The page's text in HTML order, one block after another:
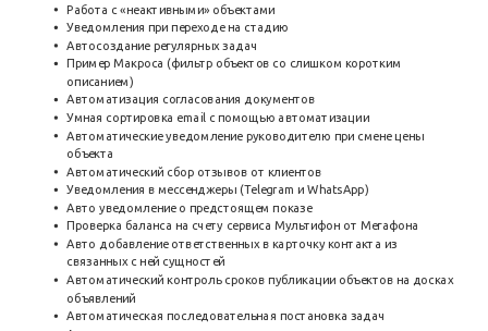
Работа с «неактивными» объектами
Уведомления при переходе на стадию
Автосоздание регулярных задач
Пример Макроса (фильтр объектов со слишком коротким
описанием)
Автоматизация согласования документов
Умная сортировка email с помощью автоматизации
Автоматические уведомление руководителю при смене цены
объекта
Автоматический сбор отзывов от клиентов
Уведомления в мессенджеры (Telegram и WhatsApp)
Авто уведомление о предстоящем показе
Проверка баланса на счету сервиса Мультифон от Мегафона
Авто добавление ответственных в карточку контакта из
связанных с ней сущностей
Автоматический контроль сроков публикации объектов на досках
объявлений
Автоматическая последовательная постановка задач